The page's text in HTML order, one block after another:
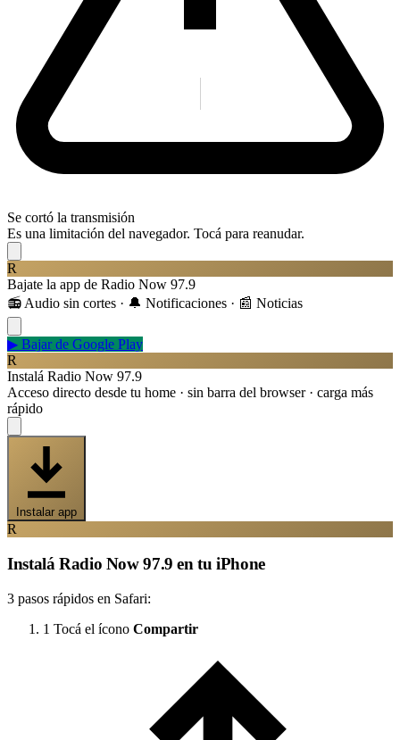
Se cortó la transmisión
Es una limitación del navegador. Tocá para reanudar.
R
Bajate la app de Radio Now 97.9
📻 Audio sin cortes · 🔔 Notificaciones · 📰 Noticias
▶ Bajar de Google Play
R
Instalá Radio Now 97.9
Acceso directo desde tu home · sin barra del browser · carga más
rápido
Instalar app
R
Instalá Radio Now 97.9 en tu iPhone
3 pasos rápidos en Safari:
1 Tocá el ícono Compartir